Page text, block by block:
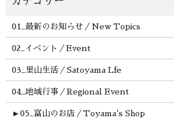
01_最新のお知らせ／New Topics
02_イベント／Event
03_里山生活／Satoyama Lfe
04_地域行事／Regional Event
► 05_富山のお店／Toyama's Shop